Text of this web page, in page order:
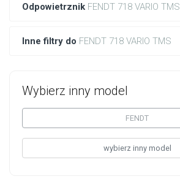
Odpowietrznik FENDT 718 VARIO TMS
Inne filtry do FENDT 718 VARIO TMS
Wybierz inny model
FENDT
wybierz inny model